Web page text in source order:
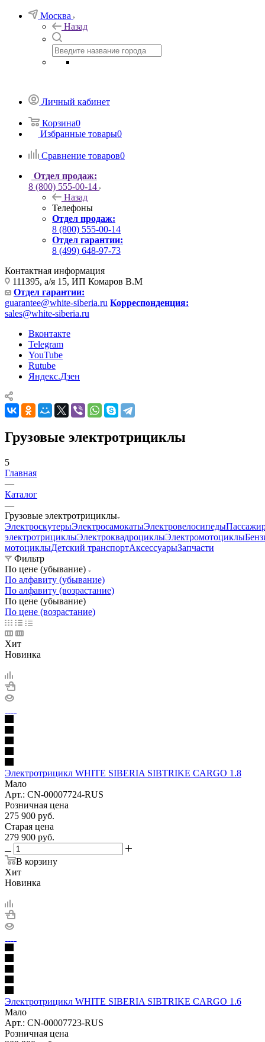
Москва
Назад
Личный кабинет
Корзина0
Избранные товары0
Сравнение товаров0
Отдел продаж:
8 (800) 555-00-14
Назад
Телефоны
Отдел продаж:
8 (800) 555-00-14
Отдел гарантии:
8 (499) 648-97-73
Контактная информация
111395, а/я 15, ИП Комаров В.М
Отдел гарантии:
guarantee@white-siberia.ru Корреспонденция:
sales@white-siberia.ru
Вконтакте
Telegram
YouTube
Rutube
Яндекс.Дзен
Грузовые электротрициклы
5
Главная
—
Каталог
—
Грузовые электротрициклы
ЭлектроскутерыЭлектросамокатыЭлектровелосипеды
электротрициклыЭлектроквадроциклыЭлектромотоциклы
мотоциклыДетский транспортАксессуарыЗапчасти
Фильтр
По цене (убывание)
По алфавиту (убывание)
По алфавиту (возрастание)
По цене (убывание)
По цене (возрастание)
Хит
Новинка
Электротрицикл WHITE SIBERIA SIBTRIKE CARGO 1.8
Мало
Арт.: CN-00007724-RUS
Розничная цена
275 900 руб.
Старая цена
279 900 руб.
В корзину
Хит
Новинка
Электротрицикл WHITE SIBERIA SIBTRIKE CARGO 1.6
Мало
Арт.: CN-00007723-RUS
Розничная цена